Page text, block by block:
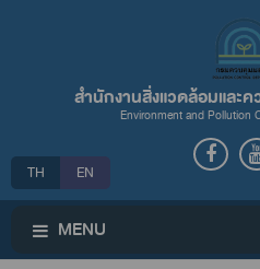
สำนักงานสิ่งแวดล้อมและ
Environment and Pollution
TH EN
MENU